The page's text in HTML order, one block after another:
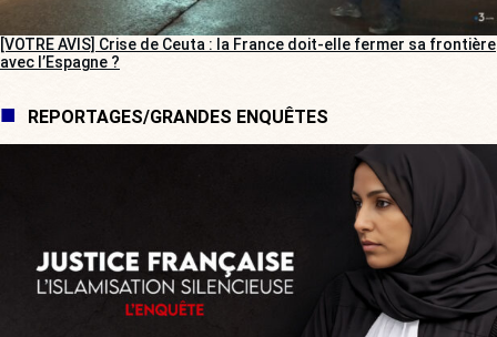
[VOTRE AVIS] Crise de Ceuta : la France doit-elle fermer sa frontière
avec l’Espagne ?
REPORTAGES/GRANDES ENQUÊTES